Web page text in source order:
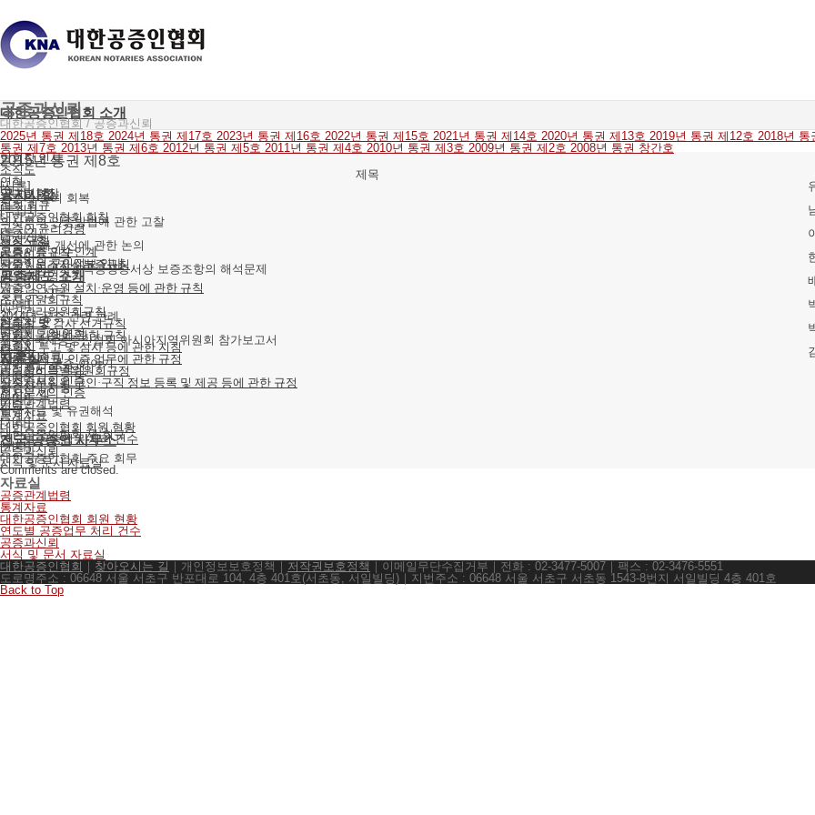
대한공증인협회 소개
협회장 인사
조직도
연혁
역대협회장
협회 회규
대한공증인협회 회칙
공증인 윤리강령
재정 규칙
공증인증규칙
공증인보조자신분증규칙
위원회운영규칙
공증인연수원 설치·운영 등에 관한 규칙
조사위원회규칙
선거관리위원회규칙
협회장 및 감사 선거규칙
협회지 간행에 관한 규칙
협회지 투고 및 심사 등에 관한 지침
장부 조제 및 인증 업무에 관한 규정
법령정비특별위원회규정
공증사무직원 구인·구직 정보 등록 및 제공 등에 관한 규정
오시는 길
공지사항
공지사항
공증서류 인수인계
사무직원 구인정보 안내
공증제도 소개
공증의 뜻
공증제도의 연혁
공증인
공증의 종류
공정증서의 작성
사서증서의 인증
전자문서의 인증
기타
자료실
공증관계법령
통계자료
대한공증인협회 회원 현황
연도별 공증업무 처리 건수
공증과신뢰
서식 및 문서 자료실
전국 공증인 사무소
공증과신뢰
대한공증인협회/공증과신뢰
2025년 통권 제18호 2024년 통권 제17호 2023년 통권 제16호 2022년 통권 제15호 2021년 통권 제14호 2020년 통권 제13호 2019년 통권 제12호 2018년 통
통권 제7호 2013년 통권 제6호 2012년 통권 제5호 2011년 통권 제4호 2010년 통권 제3호 2009년 통권 제2호 2008년 통권 창간호
2015년 통권 제8호
제목
[시론]
공증의 신뢰 회복
[특집1]
의사록의 인증방법에 관한 고찰
[특집2]
공증 규제 개선에 관한 논의
[논단]
금전소비대차계약공정증서상 보증조항의 해석문제
[논단]
생활 속 신탁
[판례]
2014년 공증 관련 판례
[국제]
제4차 국제공증인협회 아시아지역위원회 참가보고서
[수필]
재미있는 공증 이야기
[기타]
공증사무지침
[기타]
법령자료 및 유권해석
[기타]
대한공증인협회 새 회규
[기타]
대한공증인협회 주요 회무
Comments are closed.
자료실
공증관계법령
통계자료
대한공증인협회 회원 현황
연도별 공증업무 처리 건수
공증과신뢰
서식 및 문서 자료실
대한공증인협회
찾아오시는 길 ｜개인정보보호정책｜ 저작권보호정책
｜이메일무단수집거부｜전화 : 02-3477-5007｜팩스 : 02-3476-5551
도로명주소 : 06648 서울 서초구 반포대로 104, 4층 401호(서초동, 서일빌딩)｜지번주소 : 06648 서울 서초구 서초동 1543-8번지 서일빌딩 4층 401호
Back to Top